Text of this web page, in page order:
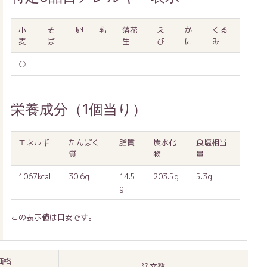
小
麦
そ
ば
卵 乳
落花
生
え
び
か
に
くる
み
○
栄養成分（1個当り）
エネルギ
ー
たんぱく
質
脂質
炭水化
物
食塩相当
量
1067kcal 30.6g
14.5
g
203.5g 5.3g
この表示値は目安です。
格